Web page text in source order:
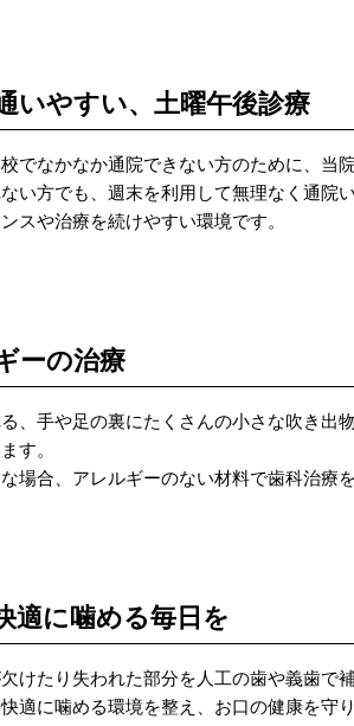
いやすい、土曜午後診療
でなかなか通院できない方のために、当
い方でも、週末を利用して無理なく通院
スや治療を続けやすい環境です。
ーの治療
、手や足の裏にたくさんの小さな吹き出
す。
場合、アレルギーのない材料で歯科治療
適に噛める毎日を
けたり失われた部分を人工の歯や義歯で
適に噛める環境を整え、お口の健康を守